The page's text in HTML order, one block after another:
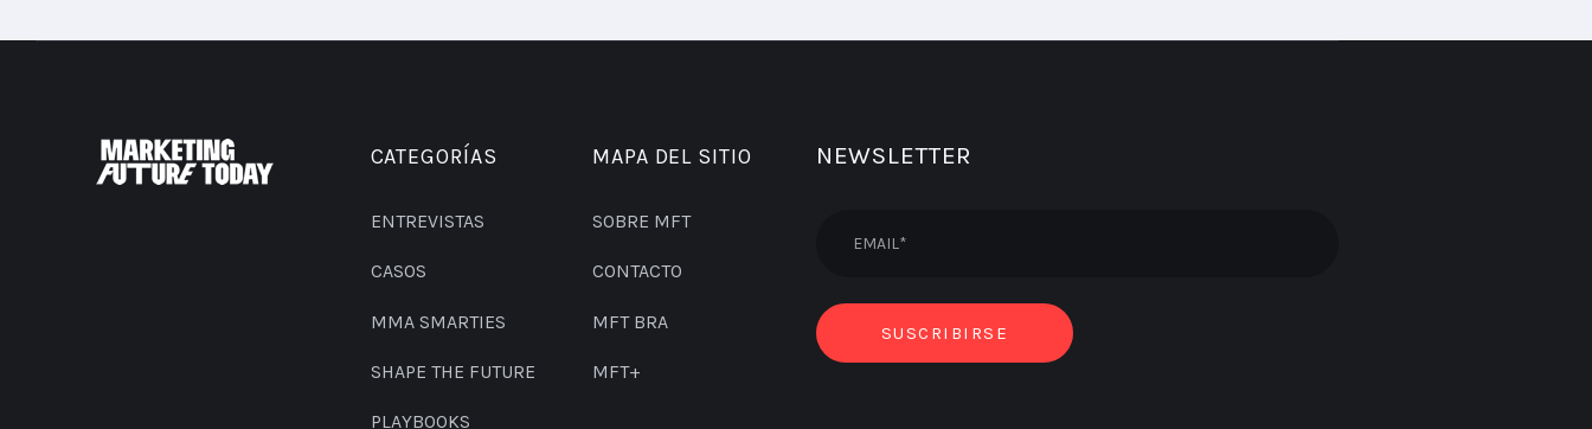
CATEGORÍAS
ENTREVISTAS
CASOS
MMA SMARTIES
SHAPE THE FUTURE
PLAYBOOKS
MAPA DEL SITIO
SOBRE MFT
CONTACTO
MFT BRA
MFT+
NEWSLETTER